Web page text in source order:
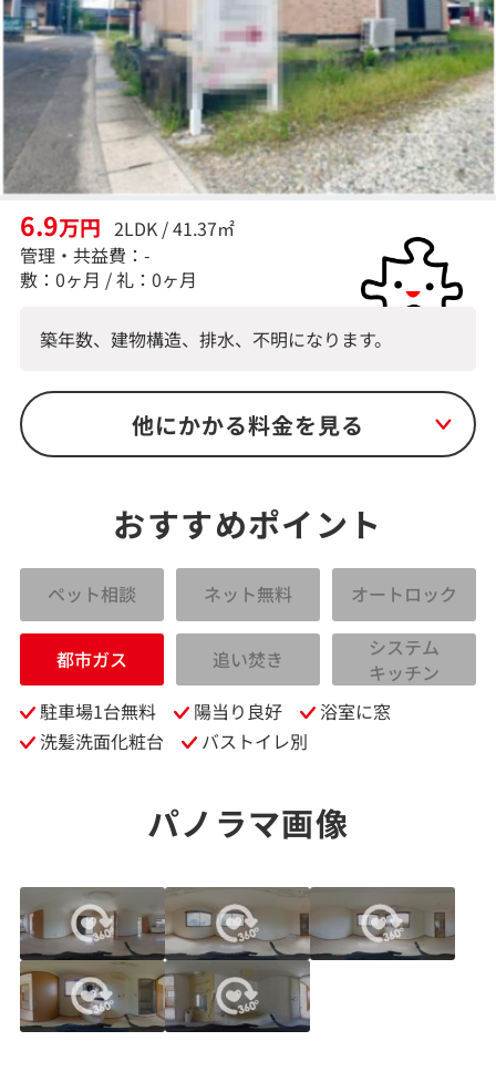
6.9万円 2LDK / 41.37㎡
管理・共益費：-
敷：0ヶ月 / 礼：0ヶ月
築年数、建物構造、排水、不明になります。
他にかかる料金を見る
おすすめポイント
ペット相談 ネット無料 オートロック
都市ガス 追い焚き
システム
キッチン
駐車場1台無料
陽当り良好
浴室に窓
洗髪洗面化粧台
バストイレ別
パノラマ画像